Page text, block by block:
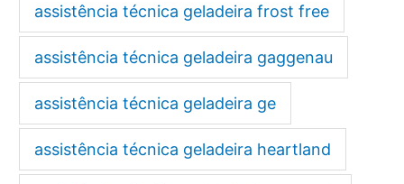
assistência técnica geladeira frost free
assistência técnica geladeira gaggenau
assistência técnica geladeira ge
assistência técnica geladeira heartland